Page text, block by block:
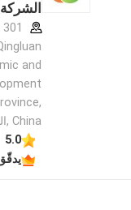
and
China ,الصين
5.0